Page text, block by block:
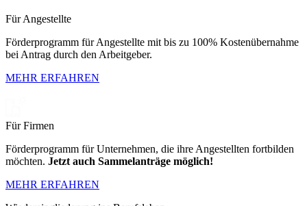
Für Angestellte
Förderprogramm für Angestellte mit bis zu 100% Kostenübernahme
bei Antrag durch den Arbeitgeber.
MEHR ERFAHREN
Für Firmen
Förderprogramm für Unternehmen, die ihre Angestellten fortbilden
möchten. Jetzt auch Sammelanträge möglich!
MEHR ERFAHREN